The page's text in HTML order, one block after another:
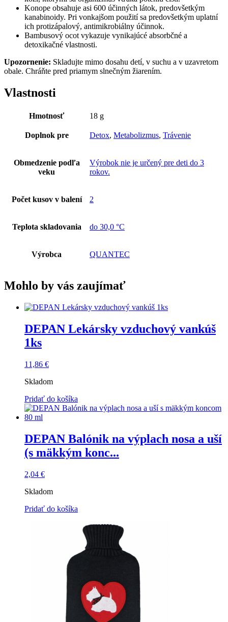
Konope obsahuje asi 600 účinných látok, predovšetkým
kanabinoidy. Pri vonkajšom použití sa predovšetkým uplatní
ich protizápalový, antimikrobiálny účinnok.
Bambusový ocot vykazuje vynikajúcé absorbčné a
detoxikačné vlastnosti.
Upozornenie: Skladujte mimo dosahu detí, v suchu a v uzavretom
obale. Chráňte pred priamym slnečným žiarením.
Vlastnosti
Hmotnosť 18 g
Doplnok pre Detox, Metabolizmus, Trávenie
Obmedzenie podľa
veku
Výrobok nie je určený pre deti do 3
rokov.
Počet kusov v balení 2
Teplota skladovania do 30,0 °C
Výrobca QUANTEC
Mohlo by vás zaujímať
DEPAN Lekársky vzduchový vankúš
1ks
11,86 €
Skladom
Pridať do košíka
DEPAN Balónik na výplach nosa a uší
(s mäkkým konc...
2,04 €
Skladom
Pridať do košíka